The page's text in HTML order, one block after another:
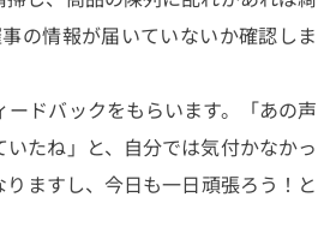
の情報が届いていないか確認しま
ドバックをもらいます。「あの声
たね」と、自分では気付かなかっ
ますし、今日も一日頑張ろう！と